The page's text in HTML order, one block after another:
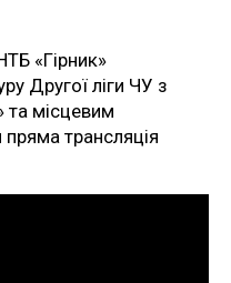
«Гірник»
Другої ліги ЧУ з
та місцевим
трансляція